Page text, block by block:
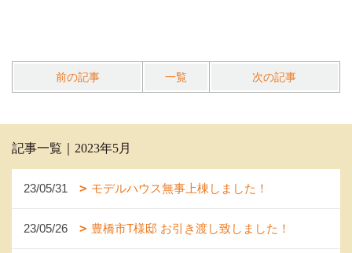
前の記事 一覧 次の記事
記事一覧｜2023年5月
23/05/31 モデルハウス無事上棟しました！
23/05/26 豊橋市T様邸 お引き渡し致しました！